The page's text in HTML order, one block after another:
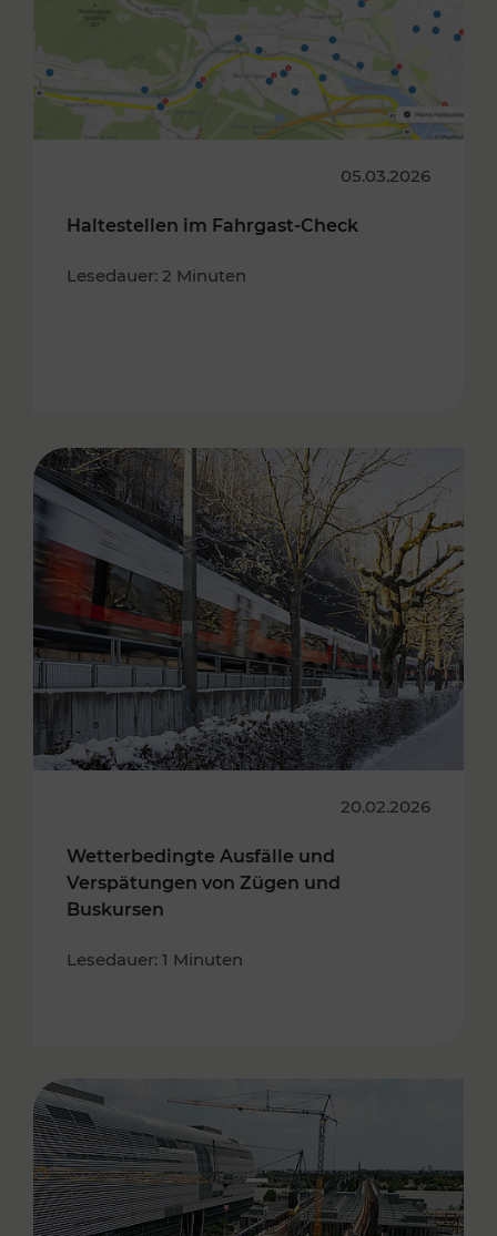
05.03.2026
Haltestellen im Fahrgast-Check
Lesedauer: 2 Minuten
20.02.2026
Wetterbedingte Ausfälle und
Verspätungen von Zügen und
Buskursen
Lesedauer: 1 Minuten